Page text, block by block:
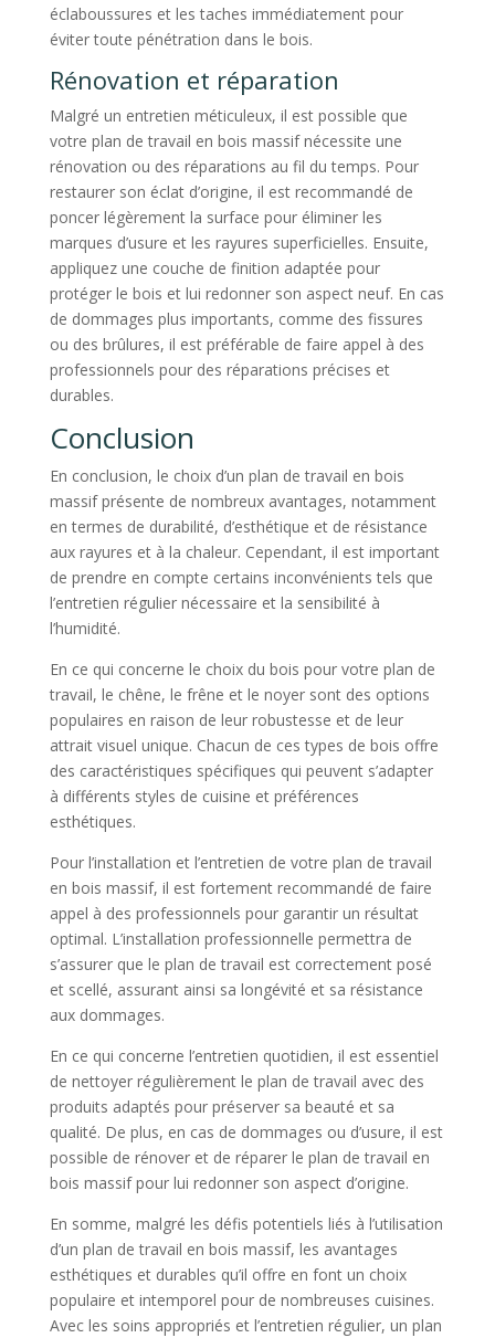
éclaboussures et les taches immédiatement pour
éviter toute pénétration dans le bois.
Rénovation et réparation
Malgré un entretien méticuleux, il est possible que
votre plan de travail en bois massif nécessite une
rénovation ou des réparations au fil du temps. Pour
restaurer son éclat d’origine, il est recommandé de
poncer légèrement la surface pour éliminer les
marques d’usure et les rayures superficielles. Ensuite,
appliquez une couche de finition adaptée pour
protéger le bois et lui redonner son aspect neuf. En cas
de dommages plus importants, comme des fissures
ou des brûlures, il est préférable de faire appel à des
professionnels pour des réparations précises et
durables.
Conclusion
En conclusion, le choix d’un plan de travail en bois
massif présente de nombreux avantages, notamment
en termes de durabilité, d’esthétique et de résistance
aux rayures et à la chaleur. Cependant, il est important
de prendre en compte certains inconvénients tels que
l’entretien régulier nécessaire et la sensibilité à
l’humidité.
En ce qui concerne le choix du bois pour votre plan de
travail, le chêne, le frêne et le noyer sont des options
populaires en raison de leur robustesse et de leur
attrait visuel unique. Chacun de ces types de bois offre
des caractéristiques spécifiques qui peuvent s’adapter
à différents styles de cuisine et préférences
esthétiques.
Pour l’installation et l’entretien de votre plan de travail
en bois massif, il est fortement recommandé de faire
appel à des professionnels pour garantir un résultat
optimal. L’installation professionnelle permettra de
s’assurer que le plan de travail est correctement posé
et scellé, assurant ainsi sa longévité et sa résistance
aux dommages.
En ce qui concerne l’entretien quotidien, il est essentiel
de nettoyer régulièrement le plan de travail avec des
produits adaptés pour préserver sa beauté et sa
qualité. De plus, en cas de dommages ou d’usure, il est
possible de rénover et de réparer le plan de travail en
bois massif pour lui redonner son aspect d’origine.
En somme, malgré les défis potentiels liés à l’utilisation
d’un plan de travail en bois massif, les avantages
esthétiques et durables qu’il offre en font un choix
populaire et intemporel pour de nombreuses cuisines.
Avec les soins appropriés et l’entretien régulier, un plan